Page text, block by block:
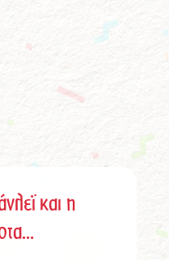
και η